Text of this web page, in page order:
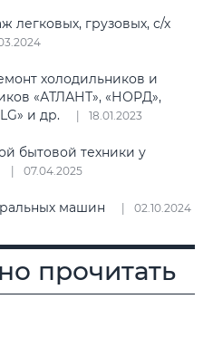
легковых, грузовых, с/х
холодильников и
«АТЛАНТ», «НОРД»,
и др.
18.01.2023
бытовой техники у
07.04.2025
машин 02.10.2024
прочитать